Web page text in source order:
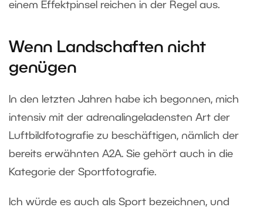
einem Effektpinsel reichen in der Regel aus.
Wenn Landschaften nicht
genügen
In den letzten Jahren habe ich begonnen, mich
intensiv mit der adrenalingeladensten Art der
Luftbildfotografie zu beschäftigen, nämlich der
bereits erwähnten A2A. Sie gehört auch in die
Kategorie der Sportfotografie.
Ich würde es auch als Sport bezeichnen, und